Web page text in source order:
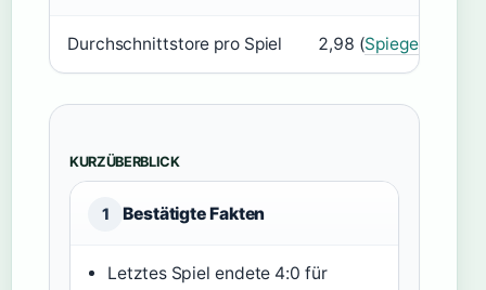
Durchschnittstore pro Spiel 2,98 (Spiegel
KURZÜBERBLICK
1 Bestätigte Fakten
Letztes Spiel endete 4:0 für